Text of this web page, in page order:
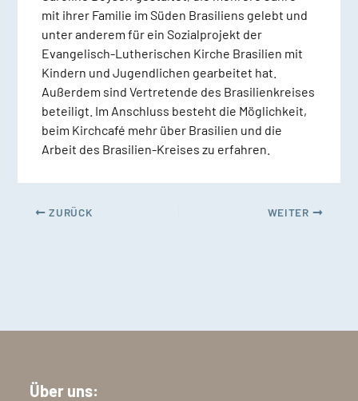
mit ihrer Familie im Süden Brasiliens gelebt und
unter anderem für ein Sozialprojekt der
Evangelisch-Lutherischen Kirche Brasilien mit
Kindern und Jugendlichen gearbeitet hat.
Außerdem sind Vertretende des Brasilienkreises
beteiligt. Im Anschluss besteht die Möglichkeit,
beim Kirchcafé mehr über Brasilien und die
Arbeit des Brasilien-Kreises zu erfahren.
ZURÜCK WEITER
Über uns: